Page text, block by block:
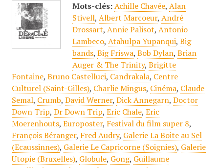
Mots-clés: Achille Chavée, Alan
Stivell, Albert Marcoeur, André
Drossart, Annie Palisot, Antonio
Lambeco, Atahulpa Yupanqui, Big
bands, Big Friswa, Bob Dylan, Brian
Auger & The Trinity, Brigitte
Fontaine, Bruno Castelluci, Candrakala, Centre
Culturel (Saint-Gilles), Charlie Mingus, Cinéma, Claude
Semal, Crumb, David Werner, Dick Annegarn, Doctor
Down Trip, Dr Down Trip, Eric Chale, Eric
Moerenhouts, Europoster, Festival du film super 8,
François Béranger, Fred Audry, Galerie La Boite au Sel
(Ecaussinnes), Galerie Le Capricorne (Soignies), Galerie
Utopie (Bruxelles), Globule, Gong, Guillaume